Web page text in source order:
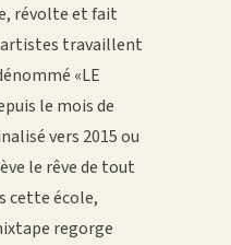
révolte et fait
artistes travaillent
«LE
le mois de
vers 2015 ou
le rêve de tout
cette école,
regorge